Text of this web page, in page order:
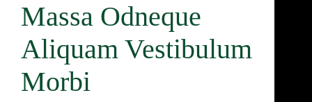
Massa Odneque
Aliquam Vestibulum
Morbi